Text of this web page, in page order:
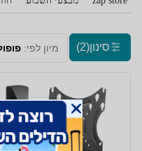
סינון(2) מיון לפי: